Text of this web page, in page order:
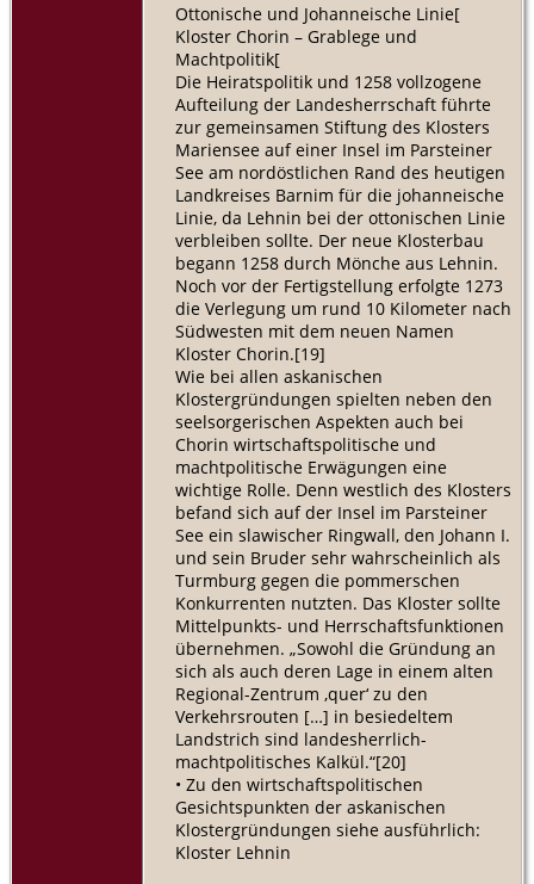
Ottonische und Johanneische Linie[
Kloster Chorin – Grablege und
Machtpolitik[
Die Heiratspolitik und 1258 vollzogene
Aufteilung der Landesherrschaft führte
zur gemeinsamen Stiftung des Klosters
Mariensee auf einer Insel im Parsteiner
See am nordöstlichen Rand des heutigen
Landkreises Barnim für die johanneische
Linie, da Lehnin bei der ottonischen Linie
verbleiben sollte. Der neue Klosterbau
begann 1258 durch Mönche aus Lehnin.
Noch vor der Fertigstellung erfolgte 1273
die Verlegung um rund 10 Kilometer nach
Südwesten mit dem neuen Namen
Kloster Chorin.[19]
Wie bei allen askanischen
Klostergründungen spielten neben den
seelsorgerischen Aspekten auch bei
Chorin wirtschaftspolitische und
machtpolitische Erwägungen eine
wichtige Rolle. Denn westlich des Klosters
befand sich auf der Insel im Parsteiner
See ein slawischer Ringwall, den Johann I.
und sein Bruder sehr wahrscheinlich als
Turmburg gegen die pommerschen
Konkurrenten nutzten. Das Kloster sollte
Mittelpunkts- und Herrschaftsfunktionen
übernehmen. „Sowohl die Gründung an
sich als auch deren Lage in einem alten
Regional-Zentrum ‚quer‘ zu den
Verkehrsrouten […] in besiedeltem
Landstrich sind landesherrlich-
machtpolitisches Kalkül.“[20]
• Zu den wirtschaftspolitischen
Gesichtspunkten der askanischen
Klostergründungen siehe ausführlich:
Kloster Lehnin